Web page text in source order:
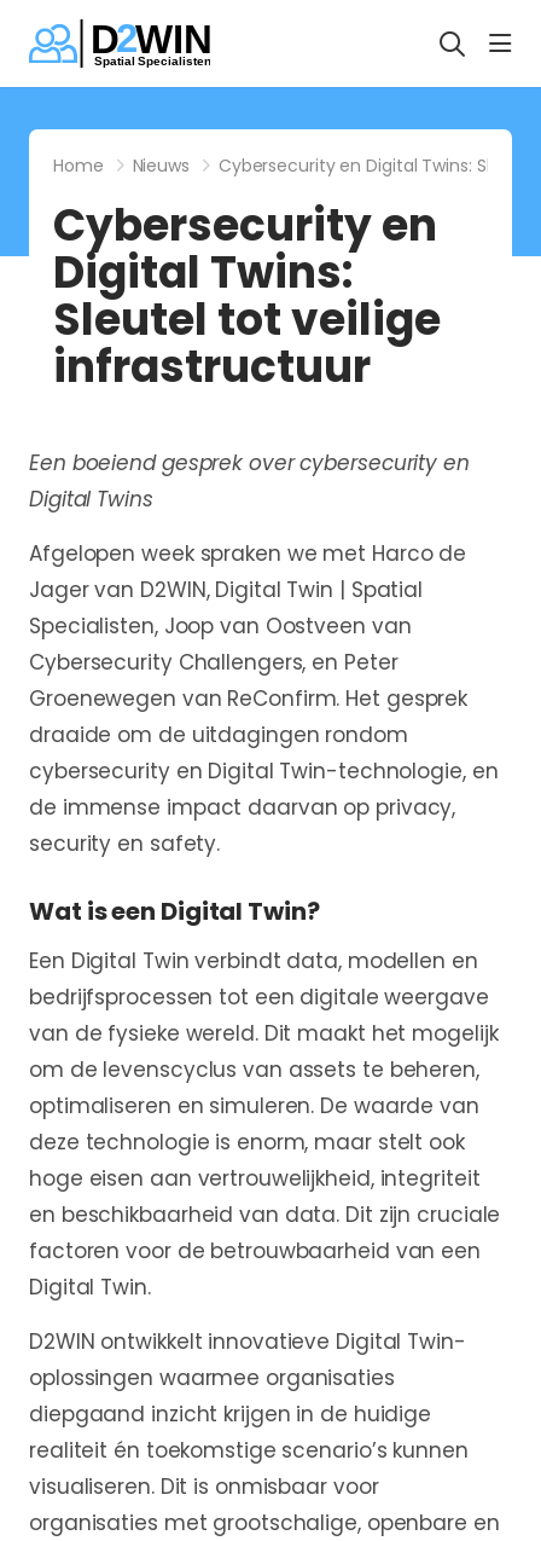
Home Nieuws Cybersecurity en Digital Twins:
Cybersecurity en
Digital Twins:
Sleutel tot veilige
infrastructuur
Een boeiend gesprek over cybersecurity en
Digital Twins
Afgelopen week spraken we met Harco de
Jager van D2WIN, Digital Twin | Spatial
Specialisten, Joop van Oostveen van
Cybersecurity Challengers, en Peter
Groenewegen van ReConfirm. Het gesprek
draaide om de uitdagingen rondom
cybersecurity en Digital Twin-technologie, en
de immense impact daarvan op privacy,
security en safety.
Wat is een Digital Twin?
Een Digital Twin verbindt data, modellen en
bedrijfsprocessen tot een digitale weergave
van de fysieke wereld. Dit maakt het mogelijk
om de levenscyclus van assets te beheren,
optimaliseren en simuleren. De waarde van
deze technologie is enorm, maar stelt ook
hoge eisen aan vertrouwelijkheid, integriteit
en beschikbaarheid van data. Dit zijn cruciale
factoren voor de betrouwbaarheid van een
Digital Twin.
D2WIN ontwikkelt innovatieve Digital Twin-
oplossingen waarmee organisaties
diepgaand inzicht krijgen in de huidige
realiteit én toekomstige scenario’s kunnen
visualiseren. Dit is onmisbaar voor
organisaties met grootschalige, openbare en